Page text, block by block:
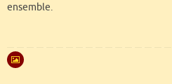
ensemble.